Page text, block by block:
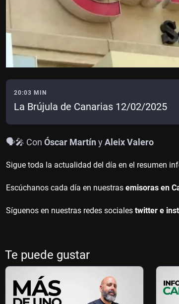
20:03 MIN
La Brújula de Canarias 12/02/2025
🗣️🎤 Con Óscar MartínyAleix Valero
Sigue toda la actualidad del día en el resumen
Escúchanos cada día en nuestras emisoras en
Síguenos en nuestras redes sociales twitter e
Te puede gustar